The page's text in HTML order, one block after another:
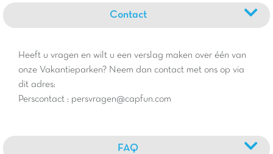
Contact
Heeft u vragen en wilt u een verslag maken over één van
onze Vakantieparken? Neem dan contact met ons op via
dit adres:
Perscontact : persvragen@capfun.com
FAQ